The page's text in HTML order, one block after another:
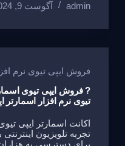
at
s
A
p
p
e
gr
a
m
admin آگوست 9, 2024
فروش ایپی تیوی نرم
? فروش ایپی تیوی
تیوی نرم افزار اسمارتر
اکانت اسمارتر ایپی
تجربه تلویزیون